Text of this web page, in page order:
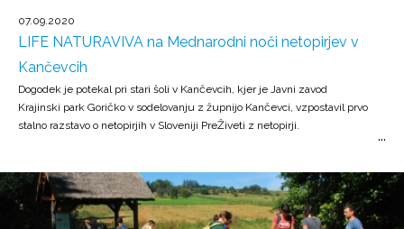
07.09.2020
LIFE NATURAVIVA na Mednarodni noči netopirjev v
Kančevcih
Dogodek je potekal pri stari šoli v Kančevcih, kjer je Javni zavod
Krajinski park Goričko v sodelovanju z župnijo Kančevci, vzpostavil prvo
stalno razstavo o netopirjih v Sloveniji PreŽiveti z netopirji.